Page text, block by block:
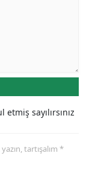
sayılırsınız
tartışalım *